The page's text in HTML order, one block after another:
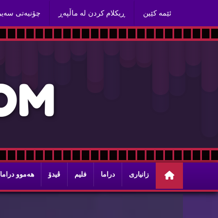
ئێمه‌ كێین ڕیكلام كردن له‌ ماڵپه‌ڕ چۆنیه‌تی
M
زانیاری دراما فلیم ڤیدۆ هه‌موو